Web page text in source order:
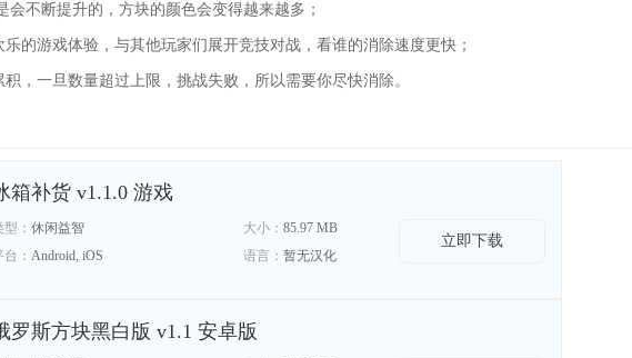
会不断提升的，方块的颜色会变得越来越多；
的游戏体验，与其他玩家们展开竞技对战，看谁的消除速度更快；
，一旦数量超过上限，挑战失败，所以需要你尽快消除。
箱补货 v1.1.0 游戏
型： 休闲益智 大小： 85.97 MB
台： Android, iOS 语言： 暂无汉化
立即下载
罗斯方块黑白版 v1.1 安卓版